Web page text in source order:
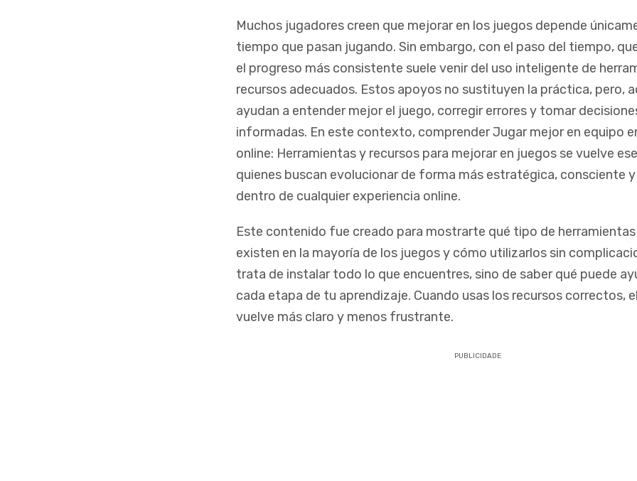
Muchos jugadores creen que mejorar en los juegos depende
tiempo que pasan jugando. Sin embargo, con el paso del tiempo,
el progreso más consistente suele venir del uso inteligente de
recursos adecuados. Estos apoyos no sustituyen la práctica, pero,
ayudan a entender mejor el juego, corregir errores y tomar
informadas. En este contexto, comprender Jugar mejor en equipo
online: Herramientas y recursos para mejorar en juegos se vuelve
quienes buscan evolucionar de forma más estratégica, consciente
dentro de cualquier experiencia online.
Este contenido fue creado para mostrarte qué tipo de
existen en la mayoría de los juegos y cómo utilizarlos sin
trata de instalar todo lo que encuentres, sino de saber qué puede
cada etapa de tu aprendizaje. Cuando usas los recursos correctos,
vuelve más claro y menos frustrante.
PUBLICIDADE